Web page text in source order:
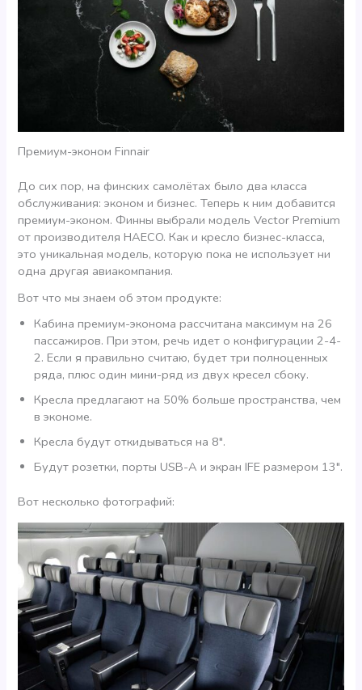
Премиум-эконом Finnair
До сих пор, на финских самолётах было два класса
обслуживания: эконом и бизнес. Теперь к ним добавится
премиум-эконом. Финны выбрали модель Vector Premium
от производителя HAECO. Как и кресло бизнес-класса,
это уникальная модель, которую пока не использует ни
одна другая авиакомпания.
Вот что мы знаем об этом продукте:
Кабина премиум-эконома рассчитана максимум на 26
пассажиров. При этом, речь идет о конфигурации 2-4-
2. Если я правильно считаю, будет три полноценных
ряда, плюс один мини-ряд из двух кресел сбоку.
Кресла предлагают на 50% больше пространства, чем
в экономе.
Кресла будут откидываться на 8″.
Будут розетки, порты USB-A и экран IFE размером 13″.
Вот несколько фотографий: